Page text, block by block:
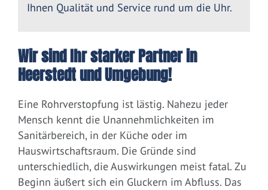
Ihnen Qualität und Service rund um die Uhr.
Wir sind Ihr starker Partner in
Heerstedt und Umgebung!
Eine Rohrverstopfung ist lästig. Nahezu jeder
Mensch kennt die Unannehmlichkeiten im
Sanitärbereich, in der Küche oder im
Hauswirtschaftsraum. Die Gründe sind
unterschiedlich, die Auswirkungen meist fatal. Zu
Beginn äußert sich ein Gluckern im Abfluss. Das